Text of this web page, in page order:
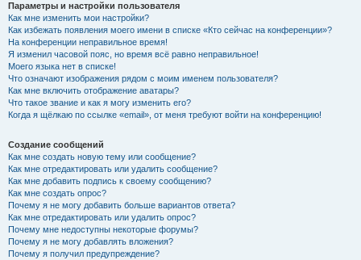
Параметры и настройки пользователя
Как мне изменить мои настройки?
Как избежать появления моего имени в списке «Кто сейчас на конференции»?
На конференции неправильное время!
Я изменил часовой пояс, но время всё равно неправильное!
Моего языка нет в списке!
Что означают изображения рядом с моим именем пользователя?
Как мне включить отображение аватары?
Что такое звание и как я могу изменить его?
Когда я щёлкаю по ссылке «email», от меня требуют войти на конференцию!
Создание сообщений
Как мне создать новую тему или сообщение?
Как мне отредактировать или удалить сообщение?
Как мне добавить подпись к своему сообщению?
Как мне создать опрос?
Почему я не могу добавить больше вариантов ответа?
Как мне отредактировать или удалить опрос?
Почему мне недоступны некоторые форумы?
Почему я не могу добавлять вложения?
Почему я получил предупреждение?